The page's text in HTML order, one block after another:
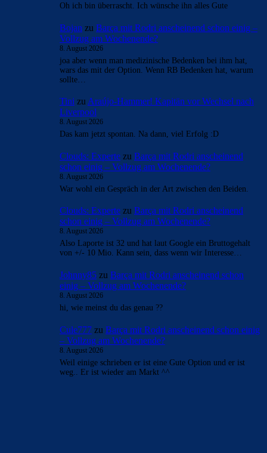
Oh ich bin überrascht. Ich wünsche ihn alles Gute
Bojan zu Barça mit Rodri anscheinend schon einig –
Vollzug am Wochenende?
8. August 2026
joa aber wenn man medizinische Bedenken bei ihm hat,
wars das mit der Option. Wenn RB Bedenken hat, warum
sollte…
Tini zu Araújo-Hammer! Kapitän vor Wechsel nach
Liverpool
8. August 2026
Das kam jetzt spontan. Na dann, viel Erfolg :D
Clouds: Experte zu Barça mit Rodri anscheinend
schon einig – Vollzug am Wochenende?
8. August 2026
War wohl ein Gespräch in der Art zwischen den Beiden.
Clouds: Experte zu Barça mit Rodri anscheinend
schon einig – Vollzug am Wochenende?
8. August 2026
Also Laporte ist 32 und hat laut Google ein Bruttogehalt
von +/- 10 Mio. Kann sein, dass wenn wir Interesse…
Johnny85 zu Barça mit Rodri anscheinend schon
einig – Vollzug am Wochenende?
8. August 2026
hi, wie meinst du das genau ??
Cule777 zu Barça mit Rodri anscheinend schon einig
– Vollzug am Wochenende?
8. August 2026
Weil einige schrieben er ist eine Gute Option und er ist
weg.. Er ist wieder am Markt ^^